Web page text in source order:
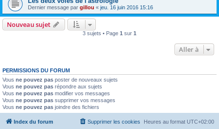
Dernier message par gillou « jeu. 16 juin 2016 15:16
Nouveau sujet
3 sujets • Page 1 sur 1
Aller à
PERMISSIONS DU FORUM
Vous ne pouvez pas poster de nouveaux sujets
Vous ne pouvez pas répondre aux sujets
Vous ne pouvez pas modifier vos messages
Vous ne pouvez pas supprimer vos messages
Vous ne pouvez pas joindre des fichiers
Index du forum Heures au format UTC+02:00
Supprimer les cookies